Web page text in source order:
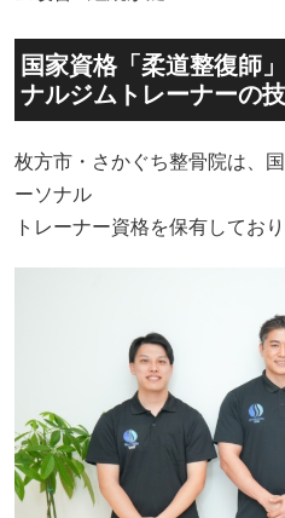
国家資格「柔道整復師
ナルジムトレーナーの
枚方市・さかぐち整骨院は、
ーソナル
トレーナー資格を保有しており